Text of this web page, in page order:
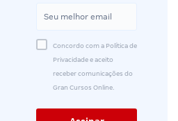
Concordo com a Política de
Privacidade e aceito
receber comunicações do
Gran Cursos Online.